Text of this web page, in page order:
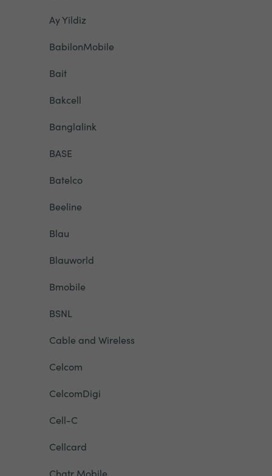
Ay Yildiz
BabilonMobile
Bait
Bakcell
Banglalink
BASE
Batelco
Beeline
Blau
Blauworld
Bmobile
BSNL
Cable and Wireless
Celcom
CelcomDigi
Cell-C
Cellcard
Chatr Mobile